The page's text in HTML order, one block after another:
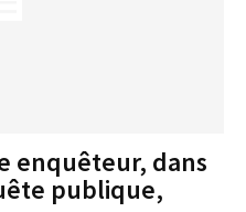
enquêteur, dans
publique,